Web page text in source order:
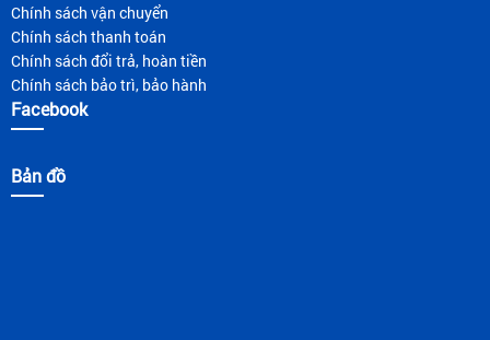
Chính sách vận chuyển
Chính sách thanh toán
Chính sách đổi trả, hoàn tiền
Chính sách bảo trì, bảo hành
Facebook
Bản đồ